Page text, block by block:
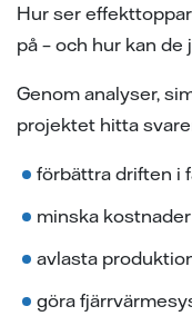
Hur ser
på – och hur kan de
Genom analyser,
projektet hitta
förbättra driften i
minska kostnader
avlasta
göra